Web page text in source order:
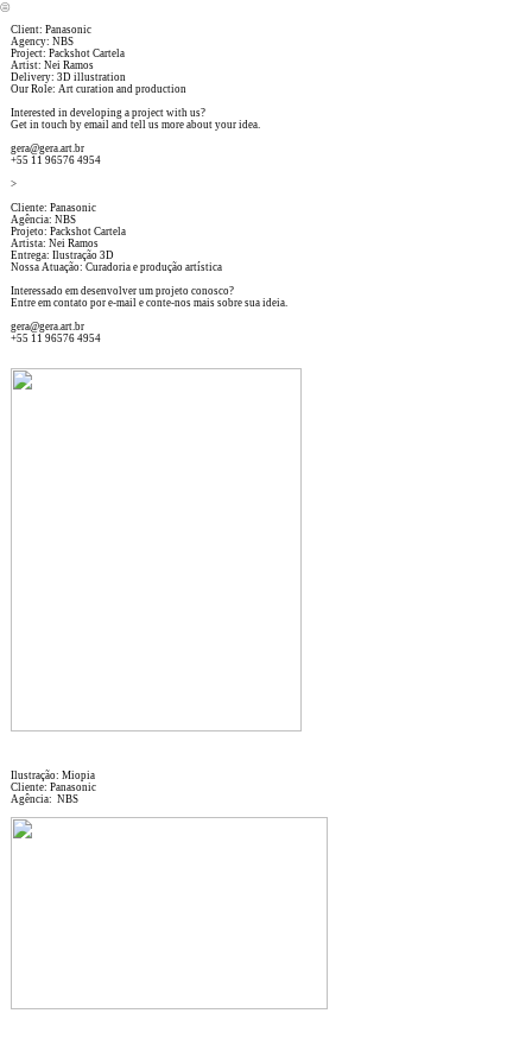
︎
Client: Panasonic
Agency: NBS
Project: Packshot Cartela
Artist: Nei Ramos
Delivery: 3D illustration
Our Role: Art curation and production
Interested in developing a project with us?
Get in touch by email and tell us more about your idea.
gera@gera.art.br
+55 11 96576 4954
>
Cliente: Panasonic
Agência: NBS
Projeto: Packshot Cartela
Artista: Nei Ramos
Entrega: Ilustração 3D
Nossa Atuação: Curadoria e produção artística
Interessado em desenvolver um projeto conosco?
Entre em contato por e-mail e conte-nos mais sobre sua ideia.
gera@gera.art.br
+55 11 96576 4954
Ilustração: Miopia
Cliente: Panasonic
Agência: NBS